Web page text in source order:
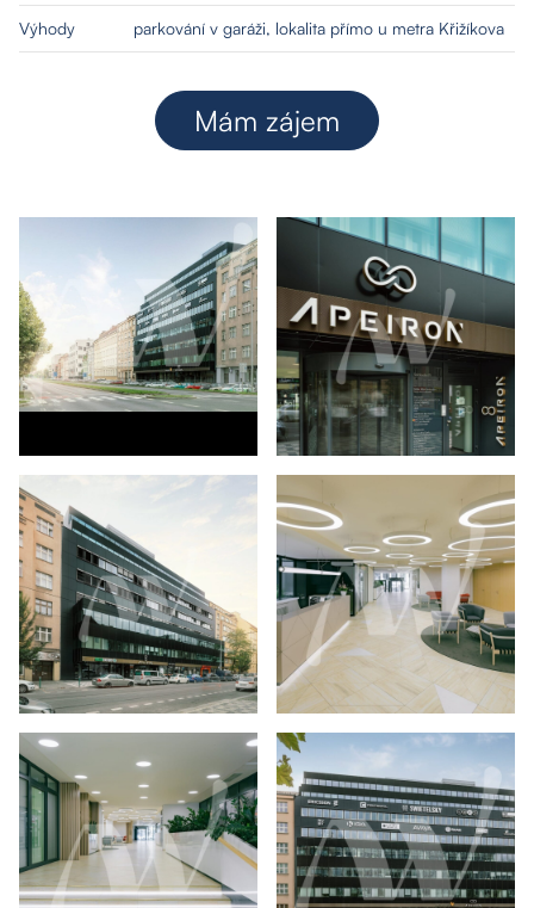
Výhody parkování v garáži, lokalita přímo u metra Křižíkova
Mám zájem